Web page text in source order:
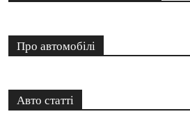
Про автомобілі
Авто статті